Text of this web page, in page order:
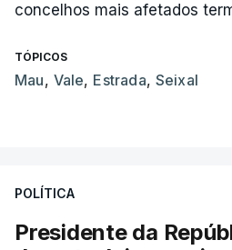
concelhos mais afetados
TÓPICOS
Mau, Vale, Estrada, Seixal
POLÍTICA
Presidente da